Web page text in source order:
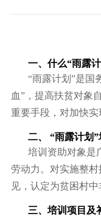
一、什么“雨露计
“雨露计划”是国
血”，提高扶贫对象
重要手段，对加快
二、 “雨露计划
培训资助对象是
劳动力。对实施整
见，认定为贫困村
三、培训项目及